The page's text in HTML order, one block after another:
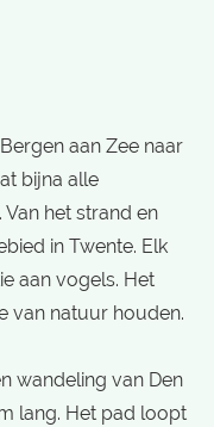
aan Zee naar
bijna alle
het strand en
in Twente. Elk
aan vogels. Het
van natuur houden.
wandeling van Den
lang. Het pad loopt